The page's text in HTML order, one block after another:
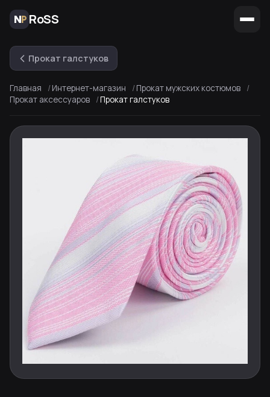
RoSS
Прокат галстуков
Главная Интернет-магазин
Прокат мужских костюмов
Прокат аксессуаров
Прокат галстуков